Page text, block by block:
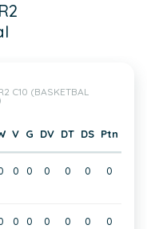
C10 (BASKETBAL
V G DV DT DS Ptn
0 0 0 0 0 0
0 0 0 0 0 0